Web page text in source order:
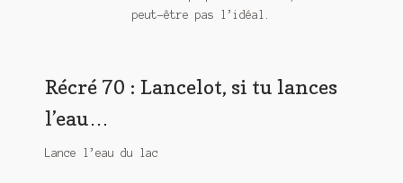
Meurtre sous couverture
Mon admirateur de l’avent
peut-être pas l’idéal.
Récré 70 : Lancelot, si tu lances
l’eau…
Lance l’eau du lac